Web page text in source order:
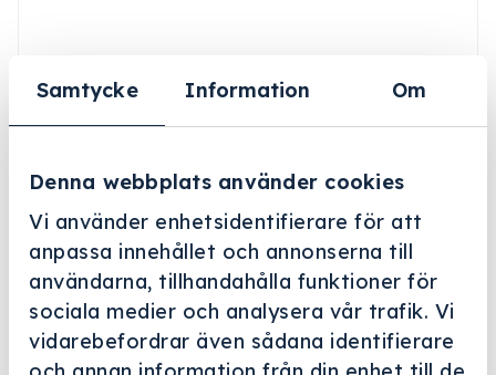
Samtycke Information Om
Denna webbplats använder cookies
Vi använder enhetsidentifierare för att
anpassa innehållet och annonserna till
användarna, tillhandahålla funktioner för
sociala medier och analysera vår trafik. Vi
vidarebefordrar även sådana identifierare
Helskärm